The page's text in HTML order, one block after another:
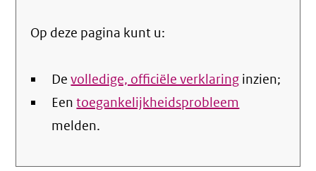
Op deze pagina kunt u:
Devolledige, officiële verklaring inzien;
Eentoegankelijkheidsprobleem
melden.